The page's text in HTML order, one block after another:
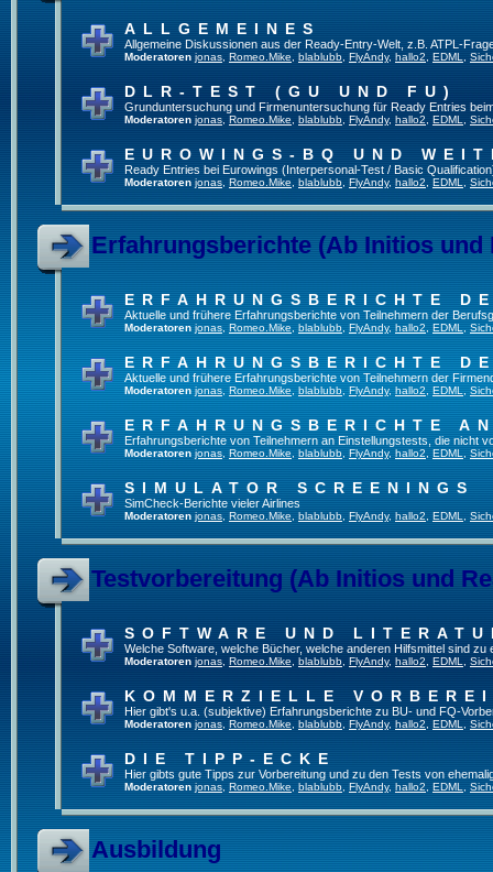
ALLGEMEINES
Allgemeine Diskussionen aus der Ready-Entry-Welt, z.B. ATPL-
Moderatoren jonas Romeo.Mike blablubb FlyAndy, hallo2 EDML
DLR-TEST (GU UND FU)
Grunduntersuchung und Firmenuntersuchung für Ready Entries
Moderatoren jonas Romeo.Mike blablubb FlyAndy, hallo2 EDML
EUROWINGS-BQ UND
Ready Entries bei Eurowings (Interpersonal-Test / Basic
Moderatoren jonas Romeo.Mike blablubb FlyAndy, hallo2 EDML
Erfahrungsberichte (Ab Initios und
ERFAHRUNGSBERICHTE
Aktuelle und frühere Erfahrungsberichte von Teilnehmern der
Moderatoren jonas Romeo.Mike blablubb FlyAndy, hallo2 EDML
ERFAHRUNGSBERICHTE
Aktuelle und frühere Erfahrungsberichte von Teilnehmern der
Moderatoren jonas Romeo.Mike blablubb FlyAndy, hallo2 EDML
ERFAHRUNGSBERICHTE
Erfahrungsberichte von Teilnehmern an Einstellungstests, die nicht
Moderatoren jonas Romeo.Mike blablubb FlyAndy, hallo2 EDML
SIMULATOR SCREENINGS
SimCheck-Berichte vieler Airlines
Moderatoren jonas Romeo.Mike blablubb FlyAndy, hallo2 EDML
Testvorbereitung (Ab Initios und
SOFTWARE UND
Welche Software, welche Bücher, welche anderen Hilfsmittel sind zu
Moderatoren jonas Romeo.Mike blablubb FlyAndy, hallo2 EDML
KOMMERZIELLE
Hier gibt's u.a. (subjektive) Erfahrungsberichte zu BU- und FQ-
Moderatoren jonas Romeo.Mike blablubb FlyAndy, hallo2 EDML
DIE TIPP-ECKE
Hier gibts gute Tipps zur Vorbereitung und zu den Tests von
Moderatoren jonas Romeo.Mike blablubb FlyAndy, hallo2 EDML
Ausbildung